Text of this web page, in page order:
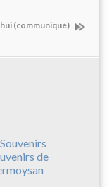
(communiqué)